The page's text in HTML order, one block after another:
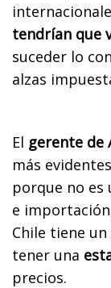
tendrían que
suceder lo
alzas
El gerente de
más
porque no es
e
Chile tiene
tener una
precios.